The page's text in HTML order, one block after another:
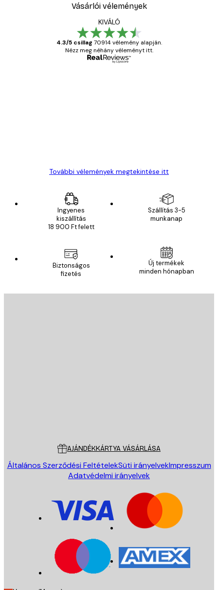
Vásárlói vélemények
KIVÁLÓ
4.3/5 csillag 70914 vélemény alapján.
Nézz meg néhány véleményt itt.
További vélemények megtekintése itt
Ingyenes
kiszállítás
18 900 Ft felett
Szállítás 3-5
munkanap
Biztonságos
fizetés
Új termékek
minden hónapban
AJÁNDÉKKÁRTYA VÁSÁRLÁSA
Általános Szerződési FeltételekSüti irányelvekImpresszum
Adatvédelmi irányelvek